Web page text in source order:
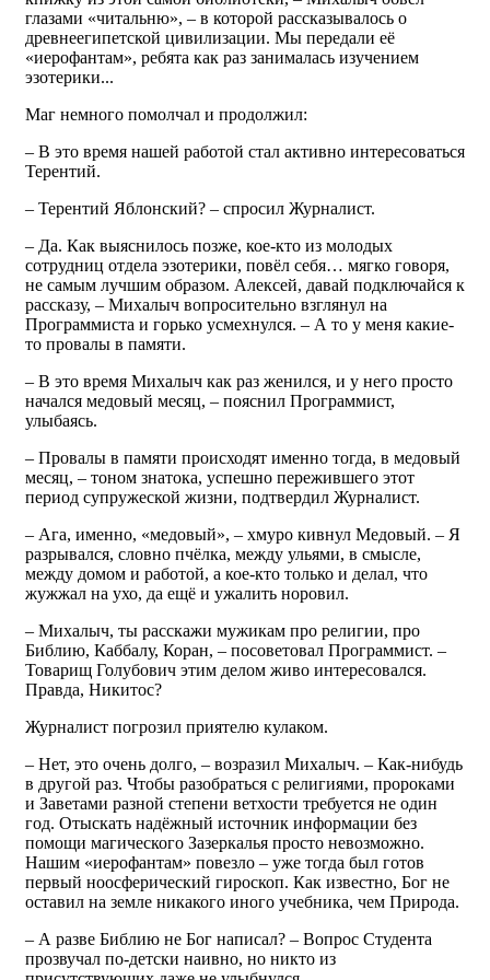
глазами «читальню», – в которой рассказывалось о
древнеегипетской цивилизации. Мы передали её
«иерофантам», ребята как раз занималась изучением
эзотерики...
Маг немного помолчал и продолжил:
– В это время нашей работой стал активно интересоваться
Терентий.
– Терентий Яблонский? – спросил Журналист.
– Да. Как выяснилось позже, кое-кто из молодых
сотрудниц отдела эзотерики, повёл себя… мягко говоря,
не самым лучшим образом. Алексей, давай подключайся к
рассказу, – Михалыч вопросительно взглянул на
Программиста и горько усмехнулся. – А то у меня какие-
то провалы в памяти.
– В это время Михалыч как раз женился, и у него просто
начался медовый месяц, – пояснил Программист,
улыбаясь.
– Провалы в памяти происходят именно тогда, в медовый
месяц, – тоном знатока, успешно пережившего этот
период супружеской жизни, подтвердил Журналист.
– Ага, именно, «медовый», – хмуро кивнул Медовый. – Я
разрывался, словно пчёлка, между ульями, в смысле,
между домом и работой, а кое-кто только и делал, что
жужжал на ухо, да ещё и ужалить норовил.
– Михалыч, ты расскажи мужикам про религии, про
Библию, Каббалу, Коран, – посоветовал Программист. –
Товарищ Голубович этим делом живо интересовался.
Правда, Никитос?
Журналист погрозил приятелю кулаком.
– Нет, это очень долго, – возразил Михалыч. – Как-нибудь
в другой раз. Чтобы разобраться с религиями, пророками
и Заветами разной степени ветхости требуется не один
год. Отыскать надёжный источник информации без
помощи магического Зазеркалья просто невозможно.
Нашим «иерофантам» повезло – уже тогда был готов
первый ноосферический гироскоп. Как известно, Бог не
оставил на земле никакого иного учебника, чем Природа.
– А разве Библию не Бог написал? – Вопрос Студента
прозвучал по-детски наивно, но никто из